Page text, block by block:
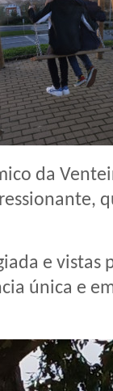
da
e vistas
única e